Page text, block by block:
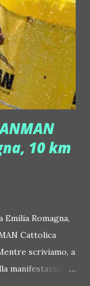
dal 4 al 6
che
come meta
4 aprile 2026
10 km
Romagna,
Cattolica
scriviamo, a
manifestazione,